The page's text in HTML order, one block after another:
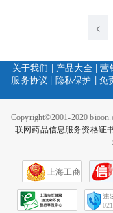
<
关于我们 | 产品大全|营
服务协议 | 隐私保护 |免
Copyright©2001-2020
联网药品信息服务资格证
上海工商